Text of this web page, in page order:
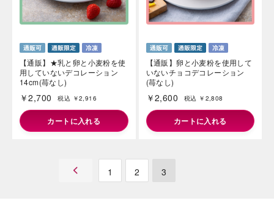
【通販】★乳と卵と小麦粉を使
用していないデコレーション
14cm(苺なし)
￥2,700 税込 ￥2,916
カートに入れる
【通販】卵と小麦粉を使用して
いないチョコデコレーション
(苺なし)
￥2,600 税込 ￥2,808
カートに入れる
1 2 3